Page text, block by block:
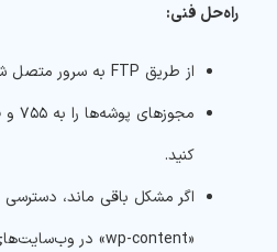
راه‌حل فنی:
از طریق FTP به سرور متصل شوید.
کنید.
اگر مشکل باقی ماند،
«wp-content» در وب‌سایت‌های وردپرسی را بررسی کنید.